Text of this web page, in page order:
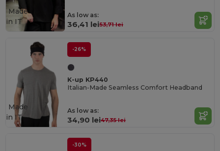
As low as:
36,41 lei53,71 lei
Made
in IT
-26%
K-up KP440
Italian-Made Seamless Comfort Headband
As low as:
34,90 lei47,35 lei
Made
in IT
-30%